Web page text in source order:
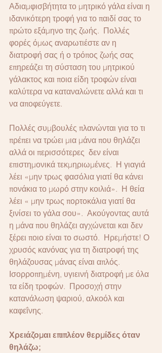
Αδιαμφισβήτητα το μητρικό γάλα είναι η
ιδανικότερη τροφή για το παιδί σας το
πρώτο εξάμηνο της ζωής.  Πολλές
φορές όμως αναρωτιέστε αν η
διατροφή σας ή ο τρόπος ζωής σας
επηρεάζει τη σύσταση του μητρικού
γάλακτος και ποια είδη τροφών είναι
καλύτερα να καταναλώνετε αλλά και τι
να αποφεύγετε.
Πολλές συμβουλές πλανώνται για το τι
πρέπει να τρώει μια μάνα που θηλάζει
αλλά οι περισσότερες  δεν είναι
επιστημονικά τεκμηριωμένες.  Η γιαγιά
λέει «μην τρως φασόλια γιατί θα κάνει
πονάκια το μωρό στην κοιλιά».  Η θεία
λέει « μην τρως πορτοκάλια γιατί θα
ξινίσει το γάλα σου».  Ακούγοντας αυτά
η μάνα που θηλάζει αγχώνεται και δεν
ξέρει ποιο είναι το σωστό.  Ηρεμήστε! Ο
χρυσός κανόνας για τη διατροφή της
θηλάζουσας μάνας είναι απλός.
Ισορροπημένη, υγιεινή διατροφή με όλα
τα είδη τροφών.  Προσοχή στην
κατανάλωση ψαριού, αλκοόλ και
καφεΐνης.
Χρειάζομαι επιπλέον θερμίδες όταν
θηλάζω;